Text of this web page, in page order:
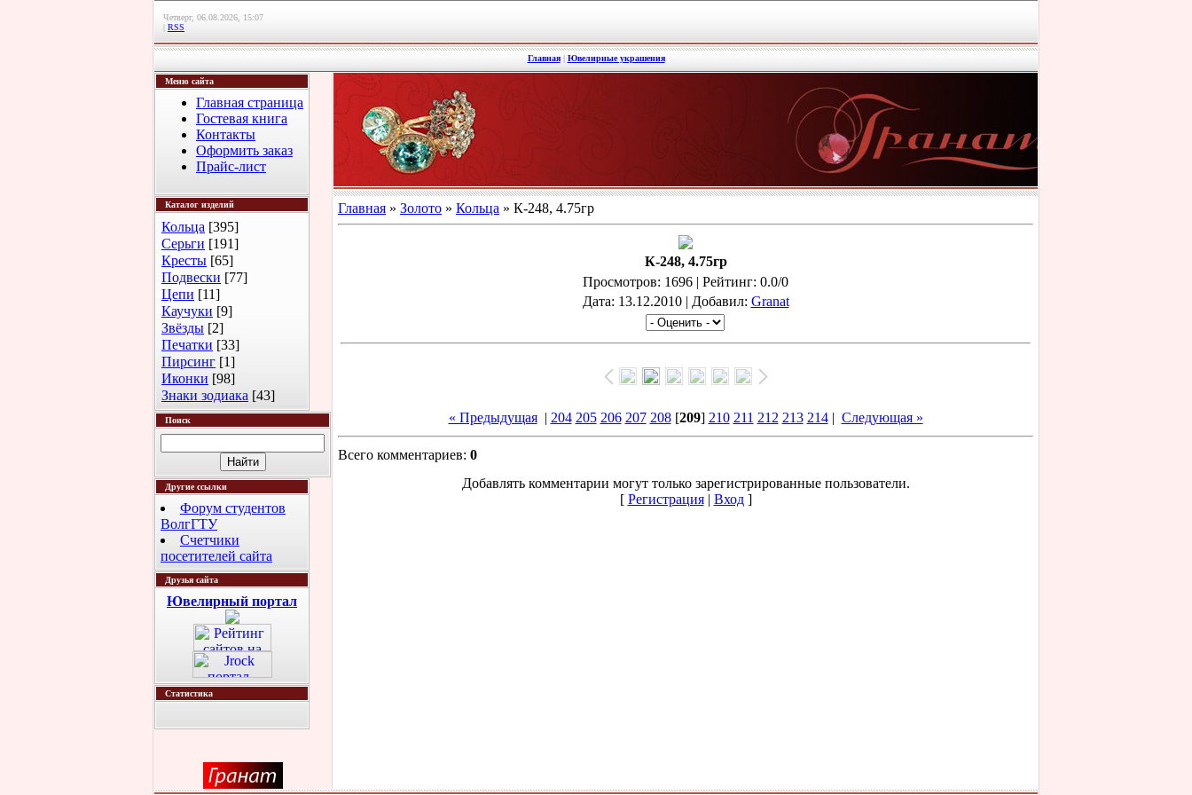
Четверг, 06.08.2026, 15:07
| RSS
Главная| Ювелирные украшения
Меню сайта
Главная страница
Гостевая книга
Контакты
Оформить заказ
Прайс-лист
Каталог изделий
Кольца [395]
Серьги [191]
Кресты [65]
Подвески [77]
Цепи [11]
Каучуки [9]
Звёзды [2]
Печатки [33]
Пирсинг [1]
Иконки [98]
Знаки зодиака [43]
Поиск
Другие ссылки
Форум студентов
ВолгГТУ
Счетчики
посетителей сайта
Друзья сайта
Ювелирный портал
Статистика
Главная » Золото » Кольца » К-248, 4.75гр
К-248, 4.75гр
Просмотров: 1696 | Рейтинг: 0.0/0
Дата: 13.12.2010 | Добавил: Granat
« Предыдущая| 204 205 206 207 208[209] 210 211 212 213 214| Следующая »
Всего комментариев: 0
Добавлять комментарии могут только зарегистрированные пользователи.
[ Регистрация| Вход]